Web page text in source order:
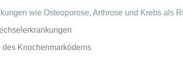
wie Osteoporose, Arthrose und Krebs als
des Knochenmarködems